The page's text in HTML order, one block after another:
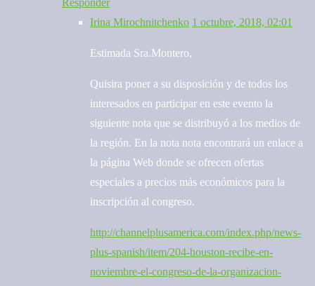
Responder
Irina Mirochnitchenko 1 octubre, 2018, 02:01
Estimada Sra.Montero,
Quisira poner a su disposición y de todos los
interesados en participar en este evento la
siguiente nota que se distribuyó a los medios de
la región. En la nota nota encontrará un enlace a
la página Web donde se ofrecen ofertas
especiales a precios más económicos para la
inscripción al congreso.
http://channelplusamerica.com/index.php/news-
plus-spanish/item/204-houston-recibe-en-
noviembre-el-congreso-de-la-organizacion-